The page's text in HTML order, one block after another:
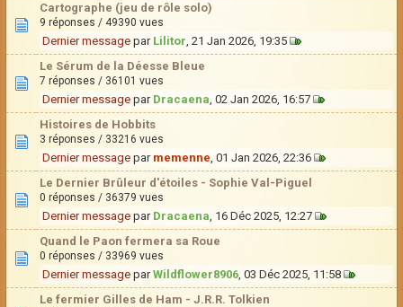
Cartographe (jeu de rôle solo)
9 réponses / 49390 vues
Dernier message par Lilitor, 21 Jan 2026, 19:35
Le Sérum de la Déesse Bleue
7 réponses / 36101 vues
Dernier message par Dracaena, 02 Jan 2026, 16:57
Histoires de Hobbits
3 réponses / 33216 vues
Dernier message par memenne, 01 Jan 2026, 22:36
Le Dernier Brûleur d'étoiles - Sophie Val-Piguel
0 réponses / 36379 vues
Dernier message par Dracaena, 16 Déc 2025, 12:27
Quand le Paon fermera sa Roue
0 réponses / 33969 vues
Dernier message parWildflower8906, 03 Déc 2025, 11:58
Le fermier Gilles de Ham - J.R.R. Tolkien